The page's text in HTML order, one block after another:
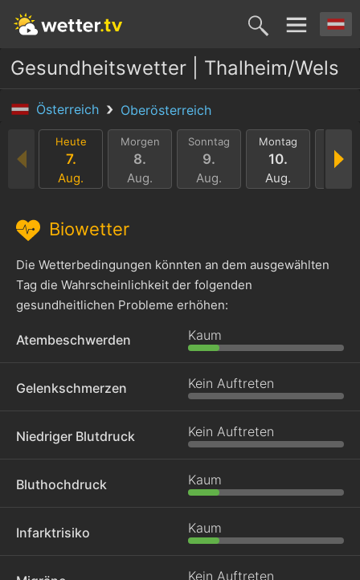
Gesundheitswetter | Thalheim/Wels
Österreich Oberösterreich
Heute
7.
Aug.
Morgen
8.
Aug.
Sonntag
9.
Aug.
Montag
10.
Aug.
11.
Biowetter
Die Wetterbedingungen könnten an dem ausgewählten
Tag die Wahrscheinlichkeit der folgenden
gesundheitlichen Probleme erhöhen:
Atembeschwerden Kaum
Gelenkschmerzen Kein Auftreten
Niedriger Blutdruck Kein Auftreten
Bluthochdruck Kaum
Infarktrisiko Kaum
Kein Auftreten